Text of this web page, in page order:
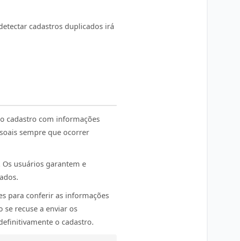
cadastros duplicados irá
cadastro com informações
sempre que ocorrer
Os usuários garantem e
para conferir as informações
recuse a enviar os
o cadastro.